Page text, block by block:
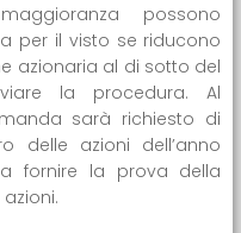
possono
per il visto se riducono
azionaria al di sotto del
la procedura. Al
sarà richiesto di
delle azioni dell’anno
fornire la prova della